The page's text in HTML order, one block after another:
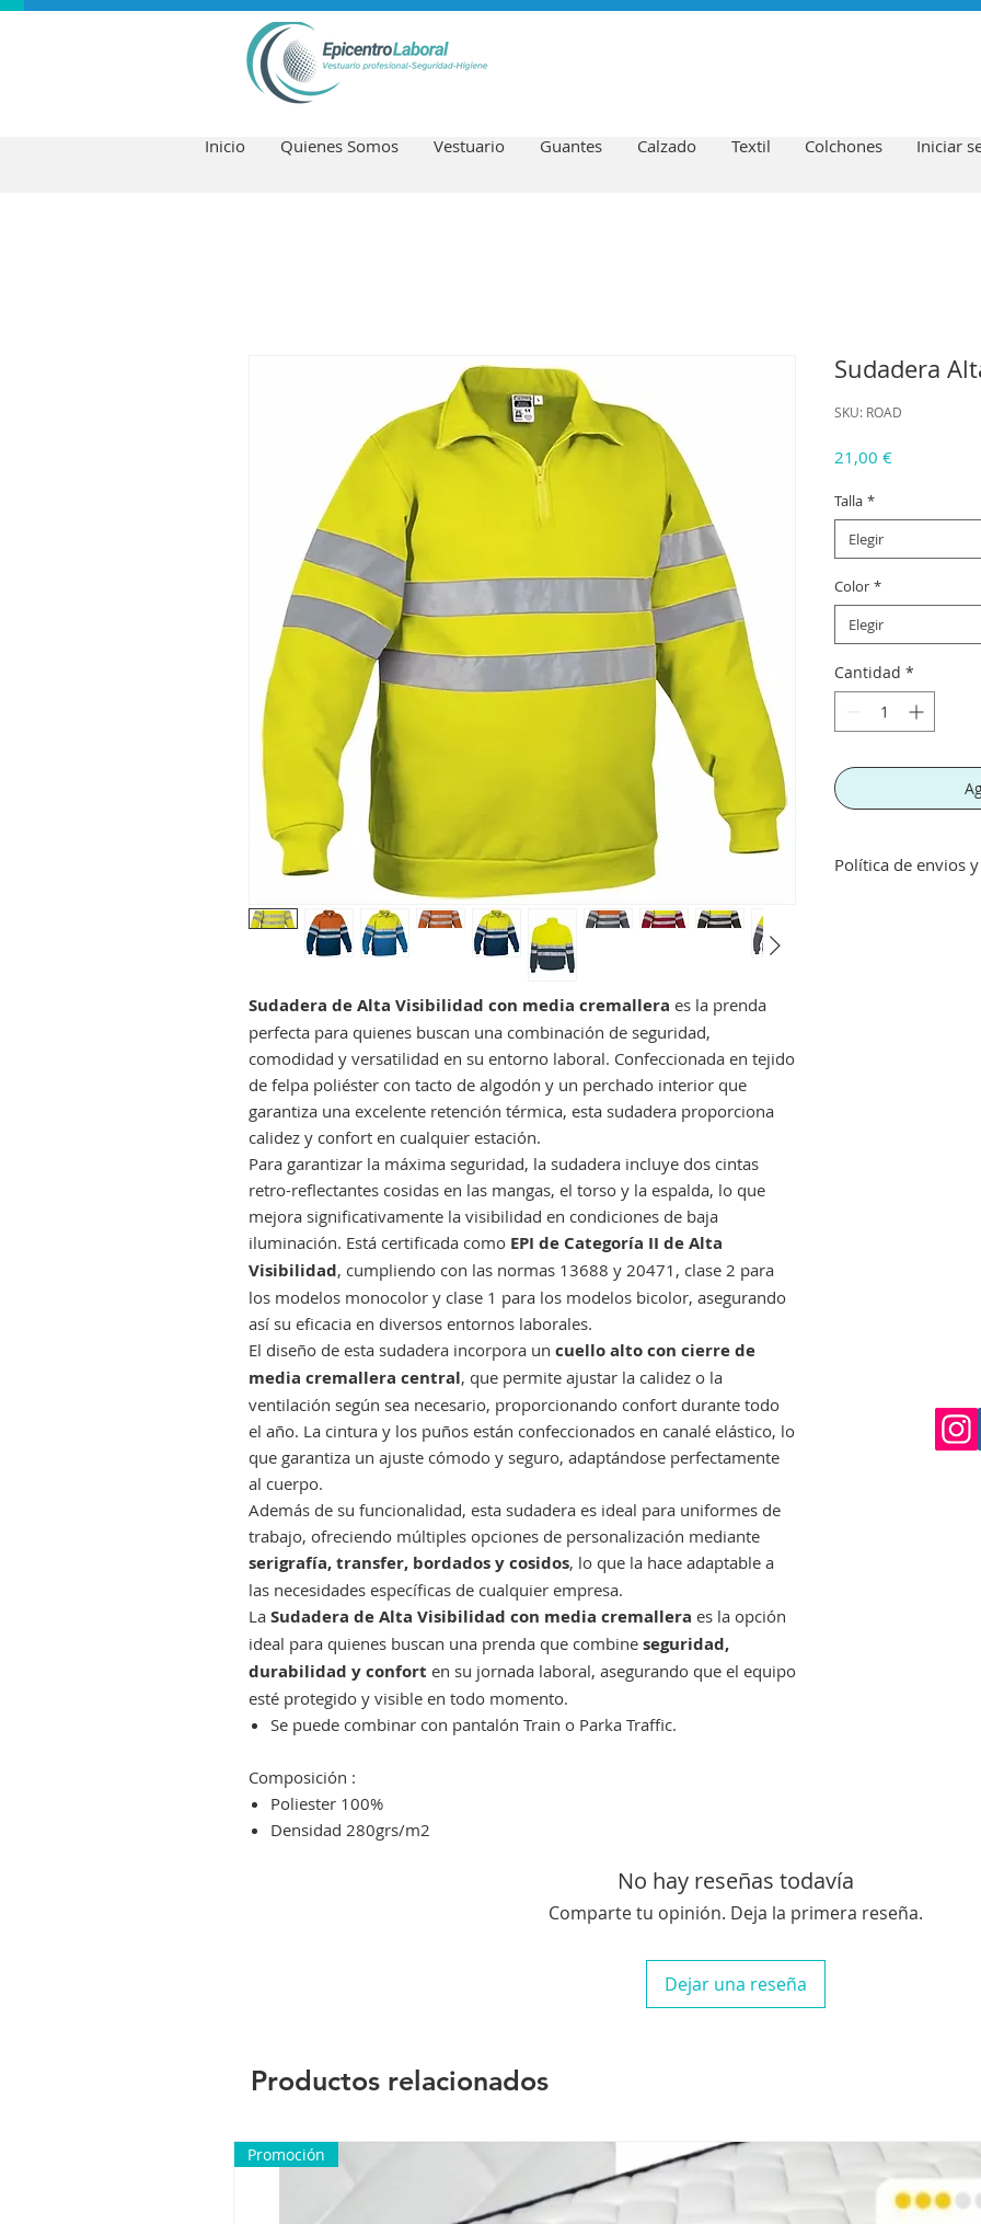
Inicio Quienes Somos Vestuario Guantes Calzado Textil Colchones Iniciar
Sudadera de Alta Visibilidad con media cremallera es la prenda
perfecta para quienes buscan una combinación de seguridad,
comodidad y versatilidad en su entorno laboral. Confeccionada en tejido
de felpa poliéster con tacto de algodón y un perchado interior que
garantiza una excelente retención térmica, esta sudadera proporciona
calidez y confort en cualquier estación.
Para garantizar la máxima seguridad, la sudadera incluye dos cintas
retro-reflectantes cosidas en las mangas, el torso y la espalda, lo que
mejora significativamente la visibilidad en condiciones de baja
iluminación. Está certificada como EPI de Categoría II de Alta
Visibilidad, cumpliendo con las normas 13688 y 20471, clase 2 para
los modelos monocolor y clase 1 para los modelos bicolor, asegurando
así su eficacia en diversos entornos laborales.
El diseño de esta sudadera incorpora un cuello alto con cierre de
media cremallera central, que permite ajustar la calidez o la
ventilación según sea necesario, proporcionando confort durante todo
el año. La cintura y los puños están confeccionados en canalé elástico, lo
que garantiza un ajuste cómodo y seguro, adaptándose perfectamente
al cuerpo.
Además de su funcionalidad, esta sudadera es ideal para uniformes de
trabajo, ofreciendo múltiples opciones de personalización mediante
serigrafía, transfer, bordados y cosidos, lo que la hace adaptable a
las necesidades específicas de cualquier empresa.
La Sudadera de Alta Visibilidad con media cremallera es la opción
ideal para quienes buscan una prenda que combine seguridad,
durabilidad y confort en su jornada laboral, asegurando que el equipo
esté protegido y visible en todo momento.
Se puede combinar con pantalón Train o Parka Traffic.
Composición :
Poliester 100%
Densidad 280grs/m2
Sudadera
SKU: ROAD
21,00 €Precio
Talla *
Elegir
Color *
Elegir
Cantidad *
Política de envios
No hay reseñas todavía
Comparte tu opinión. Deja la primera reseña.
Dejar una reseña
Productos relacionados
Promoción